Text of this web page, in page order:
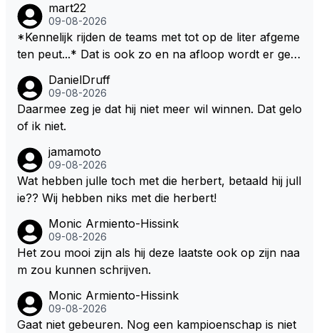
mart22
09-08-2026
*Kennelijk rijden de teams met tot op de liter afgeme
ten peut...* Dat is ook zo en na afloop wordt er gec
zitten. Om die reden is Vettel ooit gediskwalificeerd. J
e hoort soms ook wel eens dat ze brandstoof moete
n sparen als de race engineer denkt dat ze die ene li
door die 1 liter te verhogen naar bijv. 5 liter en dan di
e ronden achter SC niet mee te tellen. Na x ronden
SC moet er na afloop niet nog 5 maar x liter inzitten.
DanielDruff
09-08-2026
Daarmee zeg je dat hij niet meer wil winnen. Dat gelo
of ik niet.
jamamoto
09-08-2026
Wat hebben julle toch met die herbert, betaald hij jull
ie?? Wij hebben niks met die herbert!
Monic Armiento-Hissink
09-08-2026
Het zou mooi zijn als hij deze laatste ook op zijn naa
m zou kunnen schrijven.
Monic Armiento-Hissink
09-08-2026
Gaat niet gebeuren. Nog een kampioenschap is niet